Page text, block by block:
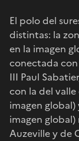
El polo del
distintas: la
en la imagen
conectada
III Paul
con la del
imagen global)
imagen
Auzeville y de